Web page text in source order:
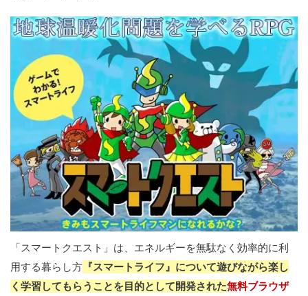
「スマートクエスト」は、エネルギーを無駄なく効率的に利
用する暮らし方 『スマートライフ』について遊びながら楽し
く学習してもらうことを目的として開発された無料ブラウザ